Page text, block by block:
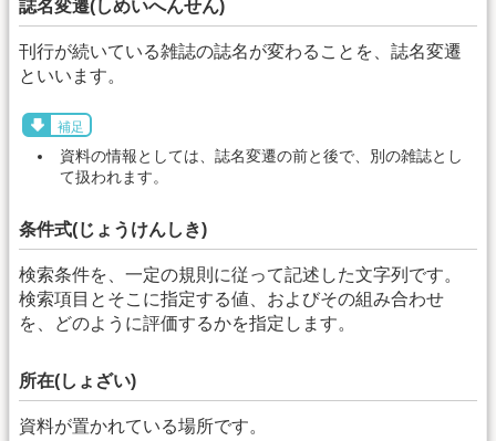
誌名変遷(しめいへんせん)
刊行が続いている雑誌の誌名が変わることを、誌名変遷
といいます。
補足
資料の情報としては、誌名変遷の前と後で、別の雑誌とし
て扱われます。
条件式(じょうけんしき)
検索条件を、一定の規則に従って記述した文字列です。
検索項目とそこに指定する値、およびその組み合わせ
を、どのように評価するかを指定します。
所在(しょざい)
資料が置かれている場所です。